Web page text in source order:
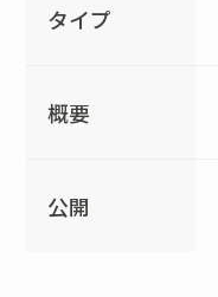
タイプ
概要
公開